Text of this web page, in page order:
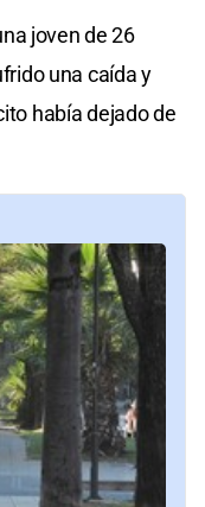
joven de 26
una caída y
había dejado de